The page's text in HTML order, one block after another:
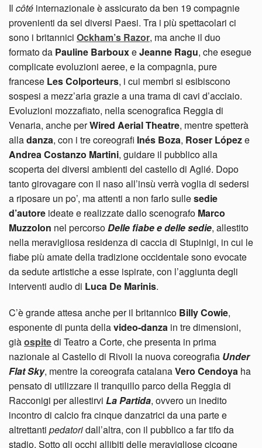
Il côté internazionale è assicurato da ben 19 compagnie
provenienti da sei diversi Paesi. Tra i più spettacolari ci
sono i britannici Ockham’s Razor, ma anche il duo
formato da Pauline BarbouxeJeanne Ragu, che esegue
complicate evoluzioni aeree, e la compagnia, pure
francese Les Colporteurs, i cui membri si esibiscono
sospesi a mezz’aria grazie a una trama di cavi d’acciaio.
Evoluzioni mozzafiato, nella scenografica Reggia di
Venaria, anche perWired Aerial Theatre, mentre spetterà
alladanza, con i tre coreografi Inés Boza, Roser Lópeze
Andrea Costanzo Martini, guidare il pubblico alla
scoperta dei diversi ambienti del castello di Aglié. Dopo
tanto girovagare con il naso all’insù verrà voglia di sedersi
a riposare un po’, ma attenti a non farlo sullesedie
d’autore ideate e realizzate dallo scenografo Marco
Muzzolon nel percorsoDelle fiabe e delle sedie, allestito
nella meravigliosa residenza di caccia di Stupinigi, in cui le
fiabe più amate della tradizione occidentale sono evocate
da sedute artistiche a esse ispirate, con l’aggiunta degli
interventi audio di Luca De Marinis.
C’è grande attesa anche per il britannico Billy Cowie,
esponente di punta dellavideo-danza in tre dimensioni,
giàospitedi Teatro a Corte, che presenta in prima
nazionale al Castello di Rivoli la nuova coreografia Under
Flat Sky, mentre la coreografa catalanaVero Cendoya ha
pensato di utilizzare il tranquillo parco della Reggia di
Racconigi per allestirvi La Partida, ovvero un inedito
incontro di calcio fra cinque danzatrici da una parte e
altrettanti pedatoridall’altra, con il pubblico a far tifo da
stadio. Sotto gli occhi allibiti delle meravigliose cicogne